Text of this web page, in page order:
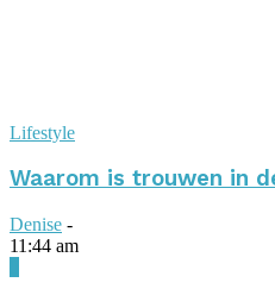
Lifestyle
Waarom is trouwen in
Denise -
11:44 am